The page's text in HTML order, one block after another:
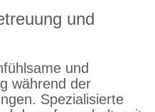
und
und
während der
Spezialisierte